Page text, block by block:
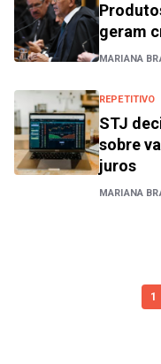
geram
MARIANA
REPETITIVO
STJ
sobre
juros
MARIANA
1